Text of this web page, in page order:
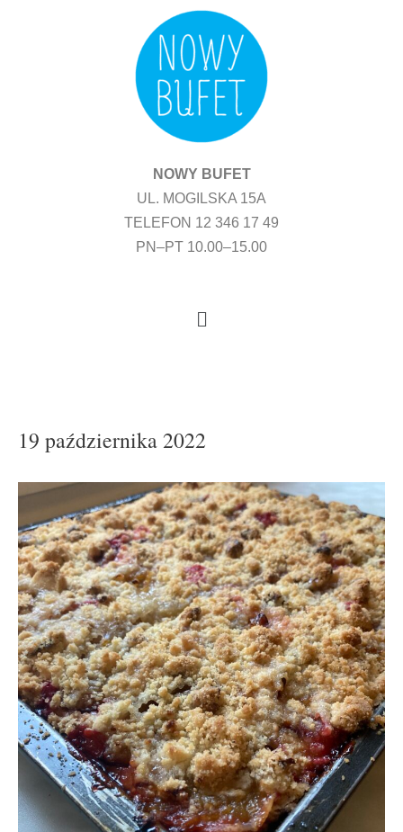
NOWY BUFET
UL. MOGILSKA 15A
TELEFON 12 346 17 49
PN–PT 10.00–15.00
Menu
19 października 2022